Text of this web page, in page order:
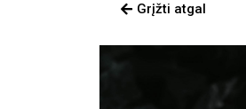
Grįžti atgal